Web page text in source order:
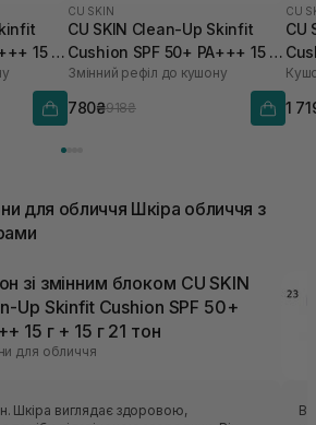
15 г
CU SKIN
CU SKIN Clean-Up Skinfit
Cushion SPF 50+ PA+++ 15 г
23 тон
Змінний рефіл до кушону
780₴918₴
CU
CU
1
для обличчя Шкіра обличчя з
зі змінним блоком CU SKIN
Up Skinfit Cushion SPF 50+
15 г + 15 г 21 тон
для обличчя
Шкіра виглядає здоровою,